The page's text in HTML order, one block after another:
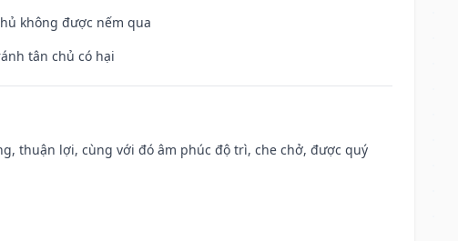
không được nếm qua
tân chủ có hại
thuận lợi, cùng với đó âm phúc độ trì, che chở, được quý